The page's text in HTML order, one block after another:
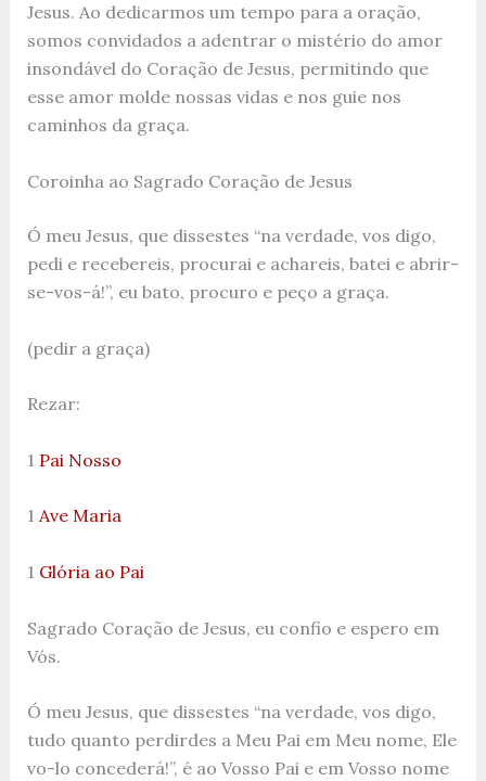
Jesus. Ao dedicarmos um tempo para a oração,
somos convidados a adentrar o mistério do amor
insondável do Coração de Jesus, permitindo que
esse amor molde nossas vidas e nos guie nos
caminhos da graça.
Coroinha ao Sagrado Coração de Jesus
Ó meu Jesus, que dissestes “na verdade, vos digo,
pedi e recebereis, procurai e achareis, batei e abrir-
se-vos-á!”, eu bato, procuro e peço a graça.
(pedir a graça)
Rezar:
1 Pai Nosso
1 Ave Maria
1 Glória ao Pai
Sagrado Coração de Jesus, eu confio e espero em
Vós.
Ó meu Jesus, que dissestes “na verdade, vos digo,
tudo quanto perdirdes a Meu Pai em Meu nome, Ele
vo-lo concederá!”, é ao Vosso Pai e em Vosso nome